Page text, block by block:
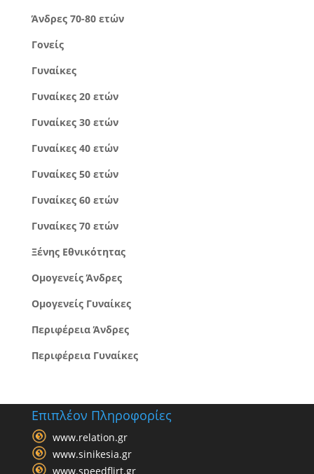
Άνδρες 70-80 ετών
Γονείς
Γυναίκες
Γυναίκες 20 ετών
Γυναίκες 30 ετών
Γυναίκες 40 ετών
Γυναίκες 50 ετών
Γυναίκες 60 ετών
Γυναίκες 70 ετών
Ξένης Εθνικότητας
Ομογενείς Άνδρες
Ομογενείς Γυναίκες
Περιφέρεια Άνδρες
Περιφέρεια Γυναίκες
Επιπλέον Πληροφορίες
www.relation.gr
www.sinikesia.gr
www.speedflirt.gr